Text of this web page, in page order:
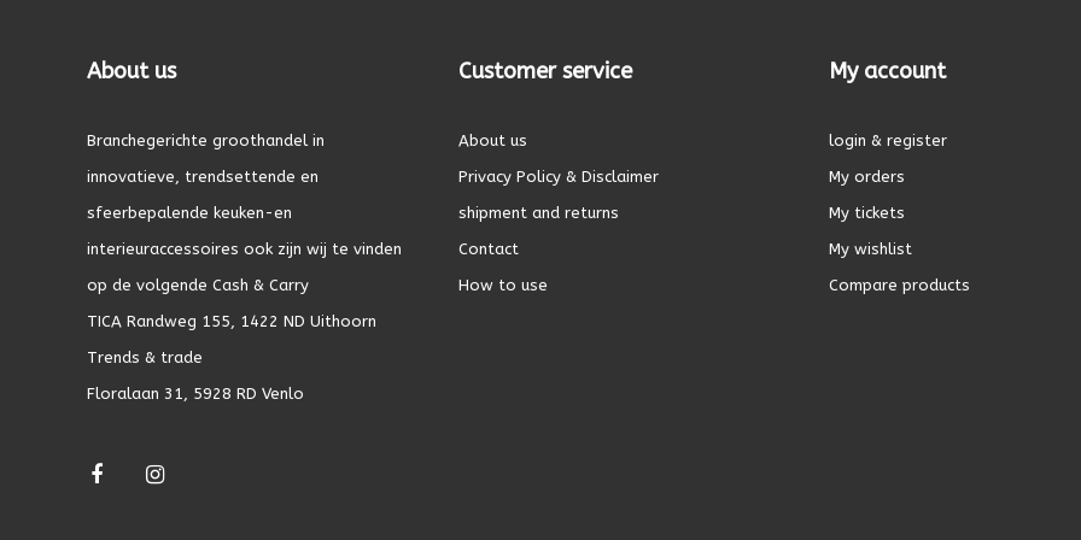
About us
Branchegerichte groothandel in
innovatieve, trendsettende en
sfeerbepalende keuken-en
interieuraccessoires ook zijn wij te vinden
op de volgende Cash & Carry
TICA Randweg 155, 1422 ND Uithoorn
Trends & trade
Floralaan 31, 5928 RD Venlo
Customer service
About us
Privacy Policy & Disclaimer
shipment and returns
Contact
How to use
My account
login & register
My orders
My tickets
My wishlist
Compare products